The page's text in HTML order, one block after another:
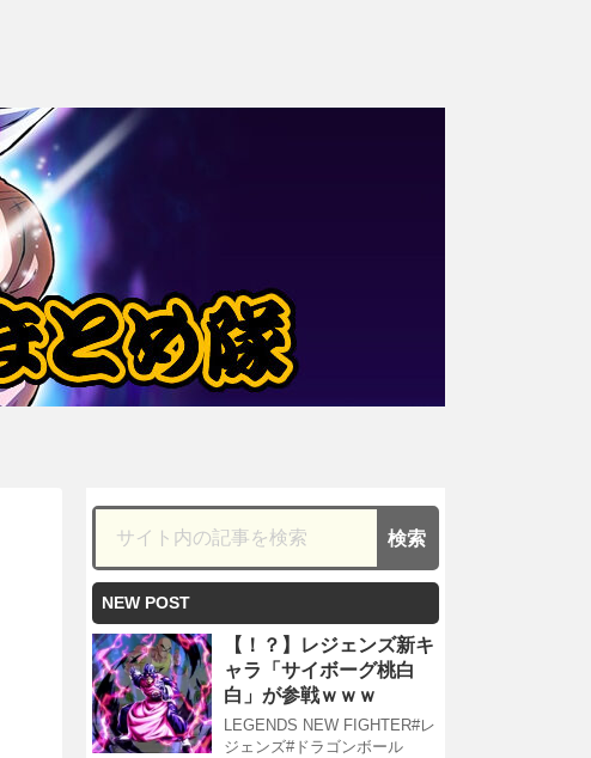
NEW POST
【！？】レジェンズ新キ
ャラ「サイボーグ桃白
白」が参戦ｗｗｗ
LEGENDS NEW FIGHTER#レ
ジェンズ#ドラゴンボール